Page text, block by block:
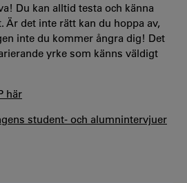
Du kan alltid testa och känna
Är det inte rätt kan du hoppa av,
inte du kommer ångra dig! Det
yrke som känns väldigt
här
student- och alumnintervjuer